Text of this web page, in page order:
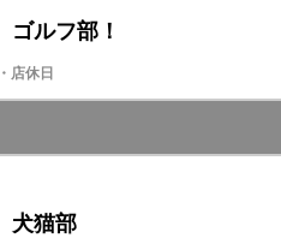
ルフ部！
店休日
猫部